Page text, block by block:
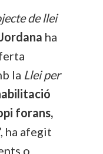
de llei
ha
la Llei per
forans,
ha afegit
o